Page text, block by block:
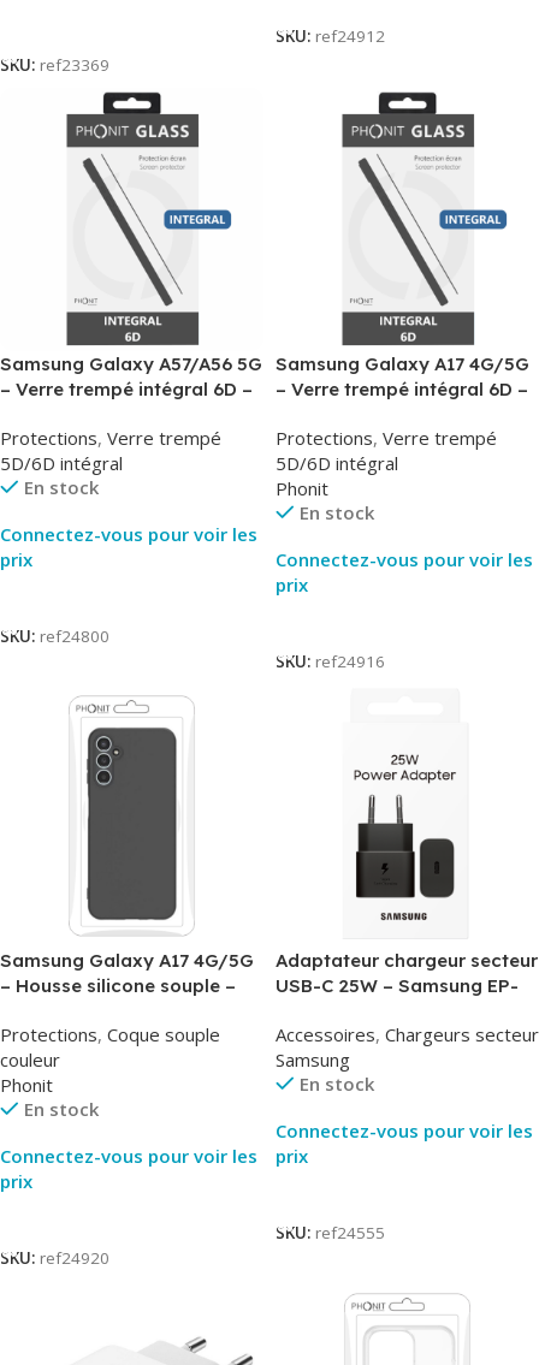
SKU: ref23369
SKU: ref24912
Samsung Galaxy A57/A56 5G
– Verre trempé intégral 6D –
Protections, Verre trempé
5D/6D intégral
En stock
Connectez-vous pour voir les
prix
SKU: ref24800
Samsung Galaxy A17 4G/5G
– Verre trempé intégral 6D –
Protections, Verre trempé
5D/6D intégral
Phonit
En stock
Connectez-vous pour voir les
prix
SKU: ref24916
Samsung Galaxy A17 4G/5G
– Housse silicone souple –
Protections, Coque souple
couleur
Phonit
En stock
Connectez-vous pour voir les
prix
SKU: ref24920
Adaptateur chargeur secteur
USB-C 25W – Samsung EP-
Packaging Original
Accessoires, Chargeurs secteur
Samsung
En stock
Connectez-vous pour voir les
prix
SKU: ref24555